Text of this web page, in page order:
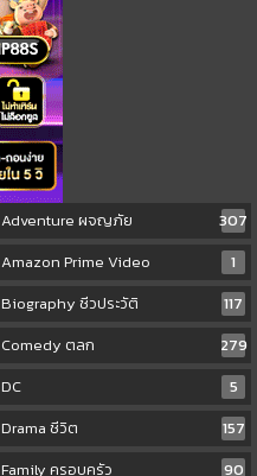
Adventure ผจญภัย
307
Amazon Prime Video
1
Biography ชีวประวัติ
117
Comedy ตลก
279
DC
5
Drama ชีวิต
157
Family ครอบครัว
90